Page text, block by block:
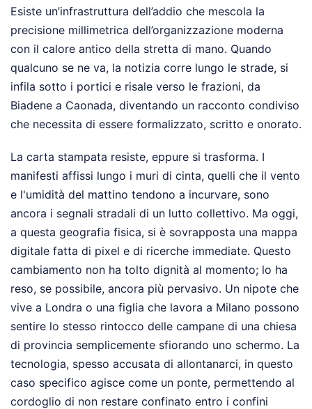
Esiste un’infrastruttura dell’addio che mescola la
precisione millimetrica dell’organizzazione moderna
con il calore antico della stretta di mano. Quando
qualcuno se ne va, la notizia corre lungo le strade, si
infila sotto i portici e risale verso le frazioni, da
Biadene a Caonada, diventando un racconto condiviso
che necessita di essere formalizzato, scritto e onorato.
La carta stampata resiste, eppure si trasforma. I
manifesti affissi lungo i muri di cinta, quelli che il vento
e l'umidità del mattino tendono a incurvare, sono
ancora i segnali stradali di un lutto collettivo. Ma oggi,
a questa geografia fisica, si è sovrapposta una mappa
digitale fatta di pixel e di ricerche immediate. Questo
cambiamento non ha tolto dignità al momento; lo ha
reso, se possibile, ancora più pervasivo. Un nipote che
vive a Londra o una figlia che lavora a Milano possono
sentire lo stesso rintocco delle campane di una chiesa
di provincia semplicemente sfiorando uno schermo. La
tecnologia, spesso accusata di allontanarci, in questo
caso specifico agisce come un ponte, permettendo al
cordoglio di non restare confinato entro i confini